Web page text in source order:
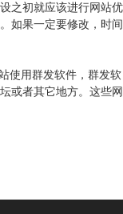
之初就应该进行网站优
如果一定要修改，时间
用群发软件，群发软
或者其它地方。这些网